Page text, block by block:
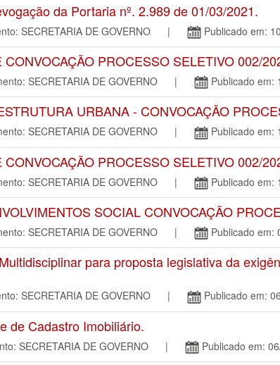
da Portaria nº. 2.989 de 01/03/2021.
SECRETARIA DE GOVERNO | Publicado em:
PROCESSO SELETIVO 002/
SECRETARIA DE GOVERNO | Publicado em:
URBANA - CONVOCAÇÃO
SECRETARIA DE GOVERNO | Publicado em:
PROCESSO SELETIVO 002/
SECRETARIA DE GOVERNO | Publicado em:
SOCIAL CONVOCAÇÃO
SECRETARIA DE GOVERNO | Publicado em:
para proposta legislativa da
SECRETARIA DE GOVERNO | Publicado em:
de Cadastro Imobiliário.
SECRETARIA DE GOVERNO | Publicado em: